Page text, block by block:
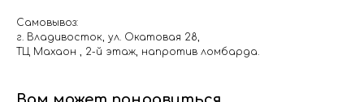
Самовывоз:
г. Владивосток, ул. Окатовая 28,
ТЦ Махаон , 2-й этаж, напротив ломбарда.